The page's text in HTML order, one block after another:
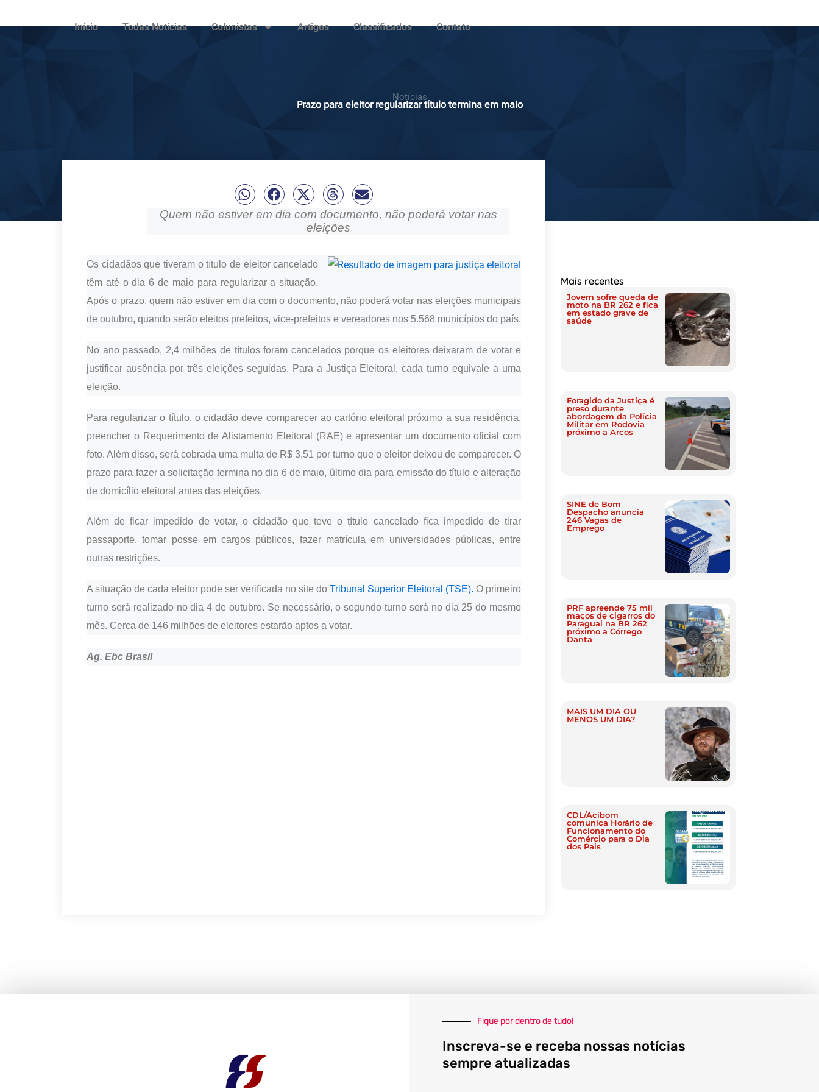
Início Todas Notícias Colunistas Artigos Classificados Contato
Notícias
Prazo para eleitor regularizar título termina em maio
Quem não estiver em dia com documento, não poderá votar nas
eleições
Os cidadãos que tiveram o título de eleitor cancelado
têm até o dia 6 de maio para regularizar a situação.
Após o prazo, quem não estiver em dia com o documento, não poderá votar nas eleições municipais
de outubro, quando serão eleitos prefeitos, vice-prefeitos e vereadores nos 5.568 municípios do país.
No ano passado, 2,4 milhões de títulos foram cancelados porque os eleitores deixaram de votar e
justificar ausência por três eleições seguidas. Para a Justiça Eleitoral, cada turno equivale a uma
eleição.
Para regularizar o título, o cidadão deve comparecer ao cartório eleitoral próximo a sua residência,
preencher o Requerimento de Alistamento Eleitoral (RAE) e apresentar um documento oficial com
foto. Além disso, será cobrada uma multa de R$ 3,51 por turno que o eleitor deixou de comparecer. O
prazo para fazer a solicitação termina no dia 6 de maio, último dia para emissão do título e alteração
de domicílio eleitoral antes das eleições.
Além de ficar impedido de votar, o cidadão que teve o título cancelado fica impedido de tirar
passaporte, tomar posse em cargos públicos, fazer matrícula em universidades públicas, entre
outras restrições.
A situação de cada eleitor pode ser verificada no site doTribunal Superior Eleitoral (TSE).O primeiro
turno será realizado no dia 4 de outubro. Se necessário, o segundo turno será no dia 25 do mesmo
mês. Cerca de 146 milhões de eleitores estarão aptos a votar.
Ag. Ebc Brasil
Mais recentes
Jovem sofre queda de
moto na BR 262 e fica
em estado grave de
saúde
Foragido da Justiça é
preso durante
abordagem da Polícia
Militar em Rodovia
próximo a Arcos
SINE de Bom
Despacho anuncia
246 Vagas de
Emprego
PRF apreende 75 mil
maços de cigarros do
Paraguai na BR 262
próximo a Córrego
Danta
MAIS UM DIA OU
MENOS UM DIA?
CDL/Acibom
comunica Horário de
Funcionamento do
Comércio para o Dia
dos Pais
Fique por dentro de tudo!
Inscreva-se e receba nossas notícias
sempre atualizadas